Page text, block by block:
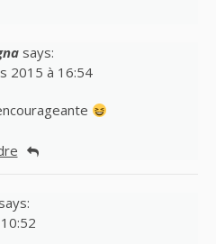
says:
2015 à 16:54
says: